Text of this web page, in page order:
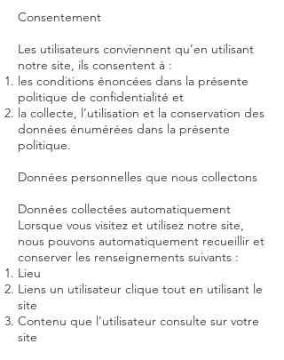
Consentement
Les utilisateurs conviennent qu’en utilisant
notre site, ils consentent à :
les conditions énoncées dans la présente
politique de confidentialité et
la collecte, l’utilisation et la conservation des
données énumérées dans la présente
politique.
Données personnelles que nous collectons
Données collectées automatiquement
Lorsque vous visitez et utilisez notre site,
nous pouvons automatiquement recueillir et
conserver les renseignements suivants :
Lieu
Liens un utilisateur clique tout en utilisant le
site
Contenu que l’utilisateur consulte sur votre
site